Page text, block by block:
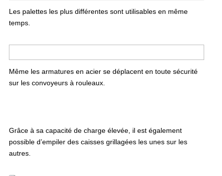
Les palettes les plus différentes sont utilisables en même
temps.
Même les armatures en acier se déplacent en toute sécurité
sur les convoyeurs à rouleaux.
Grâce à sa capacité de charge élevée, il est également
possible d’empiler des caisses grillagées les unes sur les
autres.